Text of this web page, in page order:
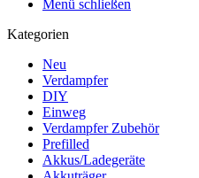
Menü schließen
Kategorien
Neu
Verdampfer
DIY
Einweg
Verdampfer Zubehör
Prefilled
Akkus/Ladegeräte